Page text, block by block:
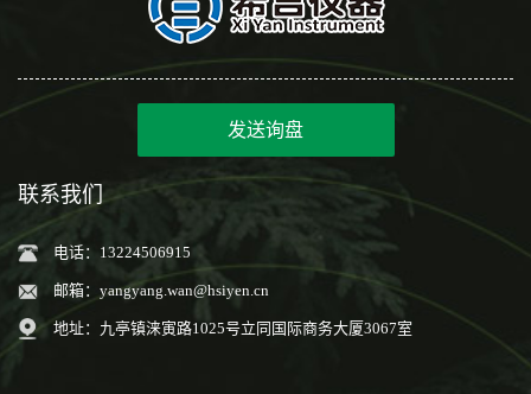
发送询盘
联系我们
电话：13224506915
邮箱： yangyang.wan@hsiyen.cn
地址：九亭镇涞寅路1025号立同国际商务大厦3067室